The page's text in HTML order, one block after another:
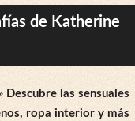
de Katherine
» Descubre las sensuales
ropa interior y más